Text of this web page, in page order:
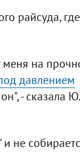
райсуда, где
на
давлением
- сказала Ю.
не